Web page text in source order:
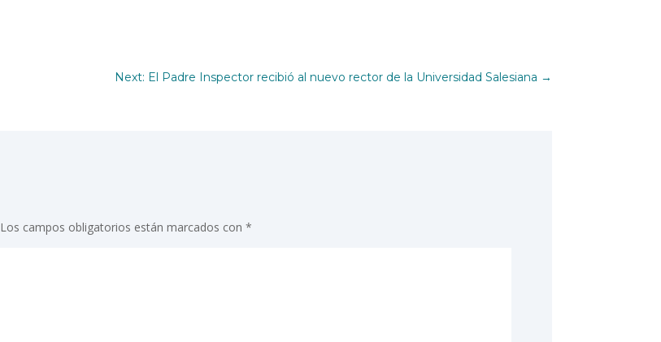
Next: El Padre Inspector recibió al nuevo rector de la Universidad Salesiana →
Los campos obligatorios están marcados con*